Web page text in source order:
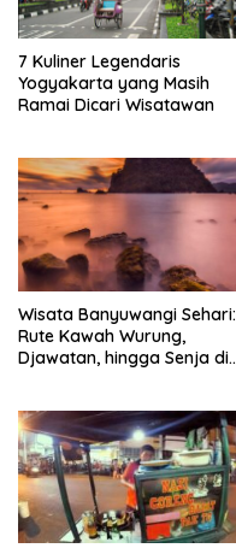
7 Kuliner Legendaris
Yogyakarta yang Masih
Ramai Dicari Wisatawan
Wisata Banyuwangi Sehari:
Rute Kawah Wurung,
Djawatan, hingga Senja di